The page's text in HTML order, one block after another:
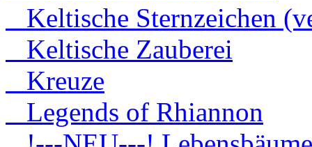
Keltische Sternzeichen
Keltische Zauberei
Kreuze
Legends of Rhiannon